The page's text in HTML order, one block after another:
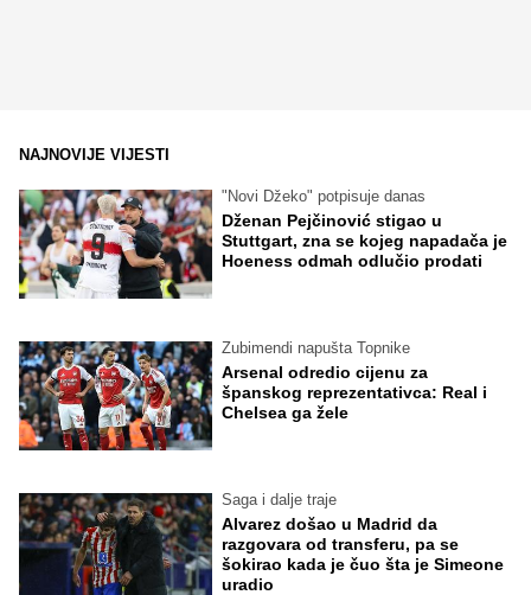
NAJNOVIJE VIJESTI
"Novi Džeko" potpisuje danas
Dženan Pejčinović stigao u
Stuttgart, zna se kojeg napadača je
Hoeness odmah odlučio prodati
Zubimendi napušta Topnike
Arsenal odredio cijenu za
španskog reprezentativca: Real i
Chelsea ga žele
Saga i dalje traje
Alvarez došao u Madrid da
razgovara od transferu, pa se
šokirao kada je čuo šta je Simeone
uradio